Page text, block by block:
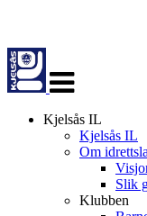
navigasjon
Kjelsås IL
Kjelsås IL
Om
Slik
Klubben